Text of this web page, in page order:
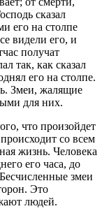
сказал
его на столпе
видели его, и
получат
так, как сказал
его на столпе.
Змеи, жалящие
для них.
что произойдет
со всем
жизнь. Человека
его часа, до
змеи
Это
людей.